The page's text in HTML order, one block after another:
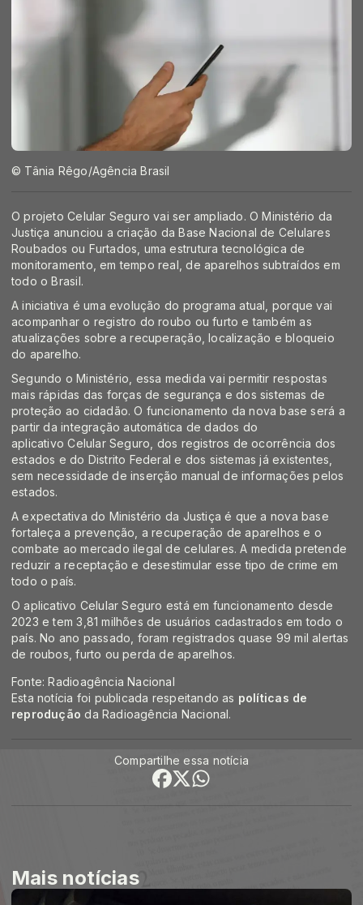
© Tânia Rêgo/Agência Brasil
O projeto Celular Seguro vai ser ampliado. O Ministério da
Justiça anunciou a criação da Base Nacional de Celulares
Roubados ou Furtados, uma estrutura tecnológica de
monitoramento, em tempo real, de aparelhos subtraídos em
todo o Brasil.
A iniciativa é uma evolução do programa atual, porque vai
acompanhar o registro do roubo ou furto e também as
atualizações sobre a recuperação, localização e bloqueio
do aparelho.
Segundo o Ministério, essa medida vai permitir respostas
mais rápidas das forças de segurança e dos sistemas de
proteção ao cidadão. O funcionamento da nova base será a
partir da integração automática de dados do
aplicativo Celular Seguro, dos registros de ocorrência dos
estados e do Distrito Federal e dos sistemas já existentes,
sem necessidade de inserção manual de informações pelos
estados.
A expectativa do Ministério da Justiça é que a nova base
fortaleça a prevenção, a recuperação de aparelhos e o
combate ao mercado ilegal de celulares. A medida pretende
reduzir a receptação e desestimular esse tipo de crime em
todo o país.
O aplicativo Celular Seguro está em funcionamento desde
2023 e tem 3,81 milhões de usuários cadastrados em todo o
país. No ano passado, foram registrados quase 99 mil alertas
de roubos, furto ou perda de aparelhos.
Fonte: Radioagência Nacional
Esta notícia foi publicada respeitando as políticas de
reprodução da Radioagência Nacional.
Compartilhe essa notícia
Mais notícias